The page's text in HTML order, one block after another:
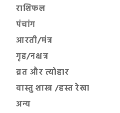
राशिफल
पंचांग
आरती/मंत्र
गृह/नक्षत्र
व्रत और त्योहार
वास्तु शास्त्र /हस्त रेखा
अन्य